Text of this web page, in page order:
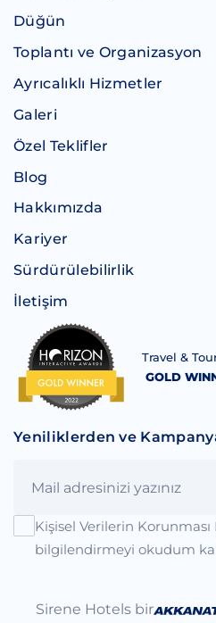
Düğün
Toplantı ve Organizasyon
Ayrıcalıklı Hizmetler
Galeri
Özel Teklifler
Blog
Hakkımızda
Kariyer
Sürdürülebilirlik
İletişim
Travel &
GOLD
Yeniliklerden ve
Kişisel Verilerin
bilgilendirmeyi okudum
Sirene Hotels bir